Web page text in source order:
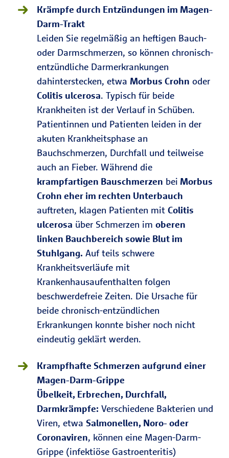
Krämpfe durch Entzündungen im Magen-
Darm-Trakt
Leiden Sie regelmäßig an heftigen Bauch-
oder Darmschmerzen, so können chronisch-
entzündliche Darmerkrankungen
dahinterstecken, etwa Morbus Crohn oder
Colitis ulcerosa. Typisch für beide
Krankheiten ist der Verlauf in Schüben.
Patientinnen und Patienten leiden in der
akuten Krankheitsphase an
Bauchschmerzen, Durchfall und teilweise
auch an Fieber. Während die
krampfartigen Bauschmerzen bei Morbus
Crohn eher im rechten Unterbauch
auftreten, klagen Patienten mit Colitis
ulcerosa über Schmerzen im oberen
linken Bauchbereich sowie Blut im
Stuhlgang. Auf teils schwere
Krankheitsverläufe mit
Krankenhausaufenthalten folgen
beschwerdefreie Zeiten. Die Ursache für
beide chronisch-entzündlichen
Erkrankungen konnte bisher noch nicht
eindeutig geklärt werden.
Krampfhafte Schmerzen aufgrund einer
Magen-Darm-Grippe
Übelkeit, Erbrechen, Durchfall,
Darmkrämpfe: Verschiedene Bakterien und
Viren, etwa Salmonellen, Noro- oder
Coronaviren, können eine Magen-Darm-
Grippe (infektiöse Gastroenteritis)